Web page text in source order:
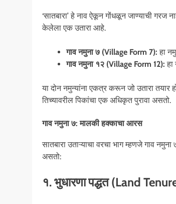
‘सातबारा’ हे नाव ऐकून गोंधळून जाण्याची गरज
केलेला एक उतारा आहे.
गाव नमुना ७ (Village Form 7): हा
गाव नमुना १२ (Village Form 12): हा
या दोन नमुन्यांना एकत्र करून जो उतारा तयार
तिच्यावरील पिकांचा एक अधिकृत पुरावा असतो.
गाव नमुना ७: मालकी हक्काचा आरस
सातबारा उताऱ्याचा वरचा भाग म्हणजे गाव नमुना
असतो:
१. भुधारणा पद्धत (Land